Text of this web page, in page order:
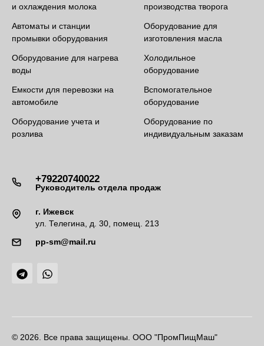
и охлаждения молока
Автоматы и станции
промывки оборудования
Оборудование для нагрева
воды
Емкости для перевозки на
автомобиле
Оборудование учета и
розлива
производства творога
Оборудование для
изготовления масла
Холодильное
оборудование
Вспомогательное
оборудование
Оборудование по
индивидуальным заказам
+79220740022
Руководитель отдела продаж
г. Ижевск
ул. Телегина, д. 30, помещ. 213
pp-sm@mail.ru
© 2026. Все права защищены. ООО "ПромПищМаш"